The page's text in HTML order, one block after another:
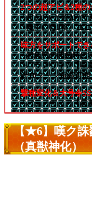
2つの超アビ＆2種
└超ADWと超AWで
└魔王には2倍、ユ
味方をサポートで
└雑魚戦の開始時に
└パラノヴィア【星
計10ターン短縮可能
撃種変化＆大号令
└パラノヴィア【星
【★6】嘆ク誅
（真獣神化）